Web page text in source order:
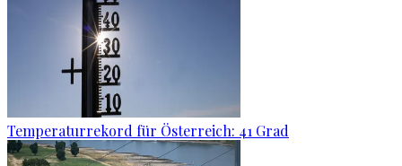
Temperaturrekord für Österreich: 41 Grad